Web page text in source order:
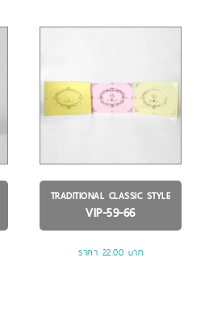
TRADITIONAL CLASSIC STYLE
VIP-59-66
ราคา 22.00 บาท